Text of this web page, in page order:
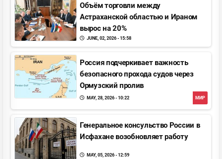
Объём торговли между
Астраханской областью и Ираном
вырос на 20%
JUNE, 02, 2026 - 15:58
Pоссия подчеркивает важность
безопасного прохода судов через
Ормузский пролив
MAY, 28, 2026 - 10:22 МИР
Генеральное консульство Pоссии в
Исфахане возобновляет работу
MAY, 05, 2026 - 12:59